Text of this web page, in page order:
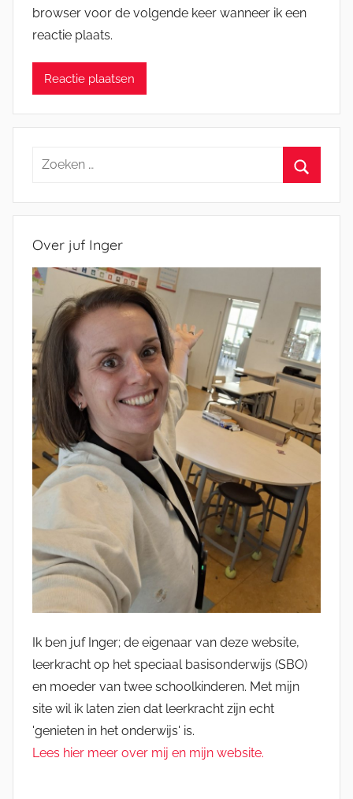
browser voor de volgende keer wanneer ik een
reactie plaats.
Zoeken
Over juf Inger
Ik ben juf Inger; de eigenaar van deze website,
leerkracht op het speciaal basisonderwijs (SBO)
en moeder van twee schoolkinderen. Met mijn
site wil ik laten zien dat leerkracht zijn echt
'genieten in het onderwijs' is.
Lees hier meer over mij en mijn website.